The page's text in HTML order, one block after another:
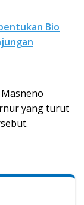
Bio
yang turut